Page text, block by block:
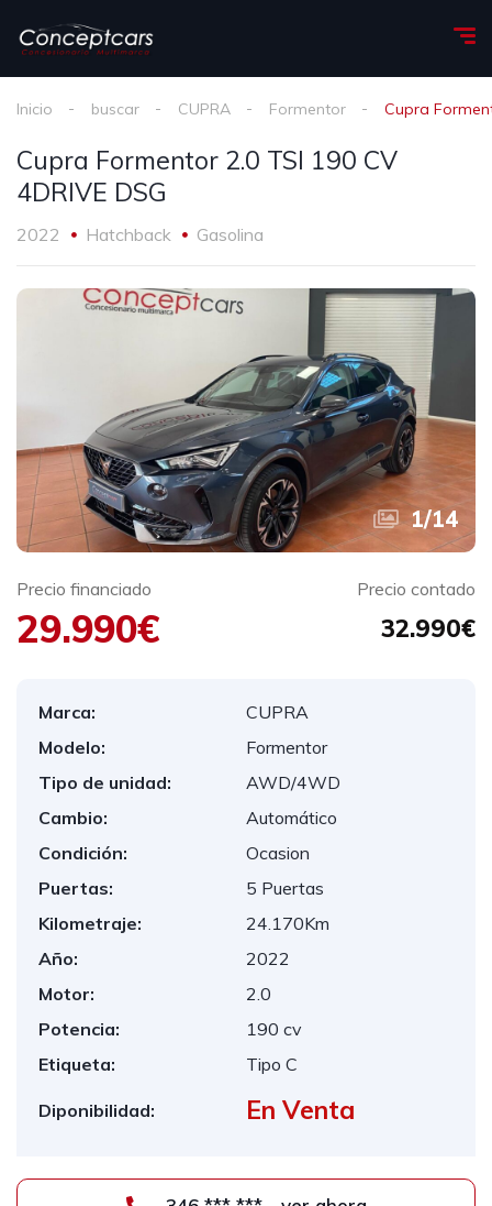
Inicio buscar CUPRA Formentor Cupra
Cupra Formentor 2.0 TSI 190 CV
4DRIVE DSG
2022 Hatchback Gasolina
1/14
Precio financiado
29.990€
Precio contado
32.990€
Marca:
CUPRA
Modelo:
Formentor
Tipo de unidad:
AWD/4WD
Cambio:
Automático
Condición:
Ocasion
Puertas:
5 Puertas
Kilometraje:
24.170Km
Año:
2022
Motor:
2.0
Potencia:
190 cv
Etiqueta:
Tipo C
Diponibilidad: En Venta